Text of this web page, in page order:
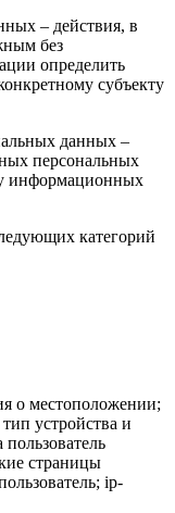
– действия, в
без
определить
субъекту
данных –
персональных
информационных
категорий
о местоположении;
устройства и
страницы
ip-